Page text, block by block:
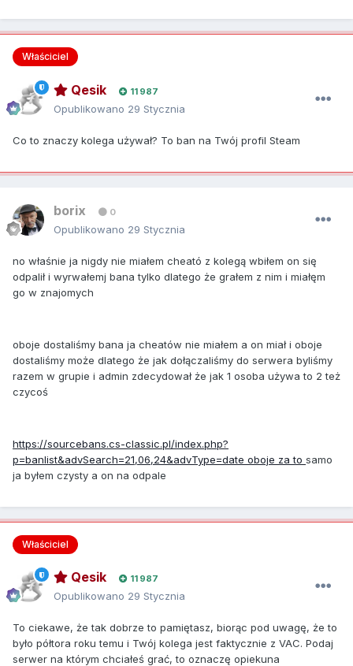
Właściciel
Qesik 11 987
Opublikowano 29 Stycznia
Co to znaczy kolega używał? To ban na Twój profil Steam
borix 0
Opublikowano 29 Stycznia
no właśnie ja nigdy nie miałem cheató z kolegą wbiłem on się
odpalił i wyrwałemj bana tylko dlatego że grałem z nim i miałęm
go w znajomych
oboje dostaliśmy bana ja cheatów nie miałem a on miał i oboje
dostaliśmy może dlatego że jak dołączaliśmy do serwera byliśmy
razem w grupie i admin zdecydował że jak 1 osoba używa to 2 też
czycoś
https://sourcebans.cs-classic.pl/index.php?
p=banlist&advSearch=21,06,24&advType=date oboje za to samo
ja byłem czysty a on na odpale
Właściciel
Qesik 11 987
Opublikowano 29 Stycznia
To ciekawe, że tak dobrze to pamiętasz, biorąc pod uwagę, że to
było półtora roku temu i Twój kolega jest faktycznie z VAC. Podaj
serwer na którym chciałeś grać, to oznaczę opiekuna